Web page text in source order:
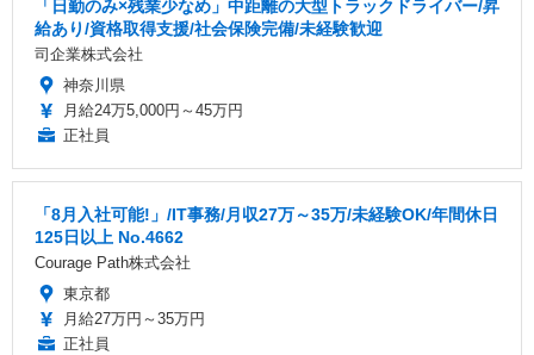
「日勤のみ×残業少なめ」中距離の大型トラックドライバー/昇
給あり/資格取得支援/社会保険完備/未経験歓迎
司企業株式会社
神奈川県
月給24万5,000円～45万円
正社員
「8月入社可能!」/IT事務/月収27万～35万/未経験OK/年間休日
125日以上 No.4662
Courage Path株式会社
東京都
月給27万円～35万円
正社員